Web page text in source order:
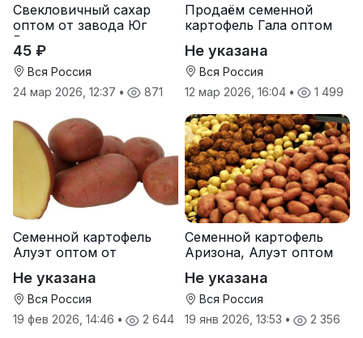
Свекловичный сахар
оптом от завода Юг
Руси
45 ₽
Вся Россия
24 мар 2026, 12:37 • 871
Продаём семенной
картофель Гала оптом
Не указана
Вся Россия
12 мар 2026, 16:04 • 1 499
Семенной картофель
Алуэт оптом от
Не указана
Вся Россия
19 фев 2026, 14:46 • 2 644
Семенной картофель
Аризона, Алуэт оптом
Не указана
Вся Россия
19 янв 2026, 13:53 • 2 356